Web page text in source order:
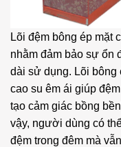
Lõi đệm bông ép mặt
nhằm đảm bảo sự ổn
dài sử dụng. Lõi bông
cao su êm ái giúp
tạo cảm giác bồng
vậy, người dùng có
đệm trong đêm mà